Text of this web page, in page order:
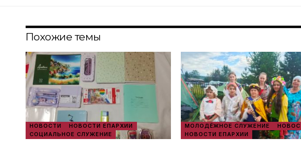
Похожие темы
НОВОСТИ
НОВОСТИ ЕПАРХИИ
СОЦИАЛЬНОЕ СЛУЖЕНИЕ
МОЛОДЁЖНОЕ СЛУЖЕНИЕ
НОВОСТИ ЕПАРХИИ